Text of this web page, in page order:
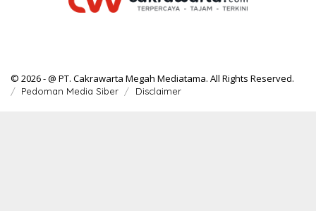
© 2026 - @ PT. Cakrawarta Megah Mediatama. All Rights Reserved.
Pedoman Media Siber Disclaimer